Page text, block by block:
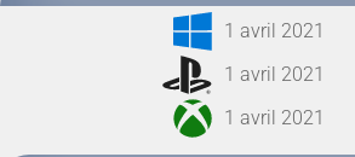
1 avril 2021
1 avril 2021
1 avril 2021